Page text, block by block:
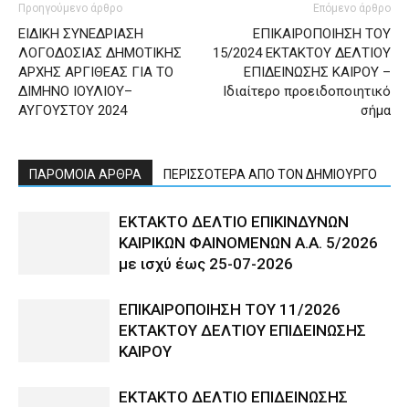
Προηγούμενο άρθρο
ΕΙΔΙΚΗ ΣΥΝΕΔΡΙΑΣΗ
ΛΟΓΟΔΟΣΙΑΣ ΔΗΜΟΤΙΚΗΣ
ΑΡΧΗΣ ΑΡΓΙΘΕΑΣ ΓΙΑ ΤΟ
ΔΙΜΗΝΟ ΙΟΥΛΙΟΥ–
ΑΥΓΟΥΣΤΟΥ 2024
Επόμενο άρθρο
ΕΠΙΚΑΙΡΟΠΟΙΗΣΗ ΤΟΥ
15/2024 ΕΚΤΑΚΤΟΥ ΔΕΛΤΙΟΥ
ΕΠΙΔΕΙΝΩΣΗΣ ΚΑΙΡΟΥ –
Ιδιαίτερο προειδοποιητικό
σήμα
ΠΑΡΟΜΟΙΑ ΑΡΘΡΑ ΠΕΡΙΣΣΟΤΕΡΑ ΑΠΟ ΤΟΝ ΔΗΜΙΟΥΡΓΟ
ΕΚΤΑΚΤΟ ΔΕΛΤΙΟ ΕΠΙΚΙΝΔΥΝΩΝ
ΚΑΙΡΙΚΩΝ ΦΑΙΝΟΜΕΝΩΝ Α.Α. 5/2026
με ισχύ έως 25-07-2026
ΕΠΙΚΑΙΡΟΠΟΙΗΣΗ ΤΟΥ 11/2026
ΕΚΤΑΚΤΟΥ ΔΕΛΤΙΟΥ ΕΠΙΔΕΙΝΩΣΗΣ
ΚΑΙΡΟΥ
ΕΚΤΑΚΤΟ ΔΕΛΤΙΟ ΕΠΙΔΕΙΝΩΣΗΣ